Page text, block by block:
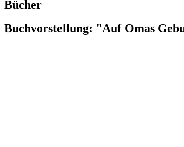
Bücher
Buchvorstellung: "Auf Omas